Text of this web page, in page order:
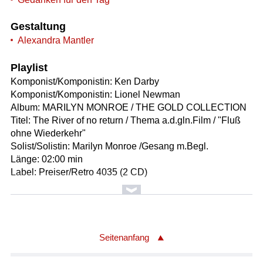
Gestaltung
Alexandra Mantler
Playlist
Komponist/Komponistin: Ken Darby
Komponist/Komponistin: Lionel Newman
Album: MARILYN MONROE / THE GOLD COLLECTION
Titel: The River of no return / Thema a.d.gln.Film / "Fluß
ohne Wiederkehr"
Solist/Solistin: Marilyn Monroe /Gesang m.Begl.
Länge: 02:00 min
Label: Preiser/Retro 4035 (2 CD)
Seitenanfang